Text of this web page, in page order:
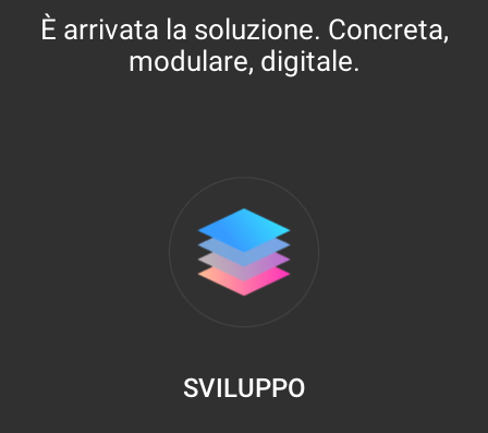
È arrivata la soluzione. Concreta,
modulare, digitale.
SVILUPPO